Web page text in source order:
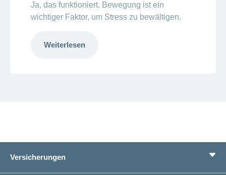
Ja, das funktioniert. Bewegung ist ein
wichtiger Faktor, um Stress zu bewältigen.
Weiterlesen
Versicherungen